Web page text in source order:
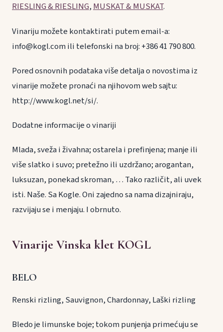
RIESLING & RIESLING,MUSKAT & MUSKAT.
Vinariju možete kontaktirati putem email-a:
info@kogl.com ili telefonski na broj: +386 41 790 800.
Pored osnovnih podataka više detalja o novostima iz
vinarije možete pronaći na njihovom web sajtu:
http://www.kogl.net/si/.
Dodatne informacije o vinariji
Mlada, sveža i živahna; ostarela i prefinjena; manje ili
više slatko i suvo; pretežno ili uzdržano; arogantan,
luksuzan, ponekad skroman, … Tako različit, ali uvek
isti. Naše. Sa Kogle. Oni zajedno sa nama dizajniraju,
razvijaju se i menjaju. I obrnuto.
Vinarije Vinska klet KOGL
BELO
Renski rizling, Sauvignon, Chardonnay, Laški rizling
Bledo je limunske boje; tokom punjenja primećuju se